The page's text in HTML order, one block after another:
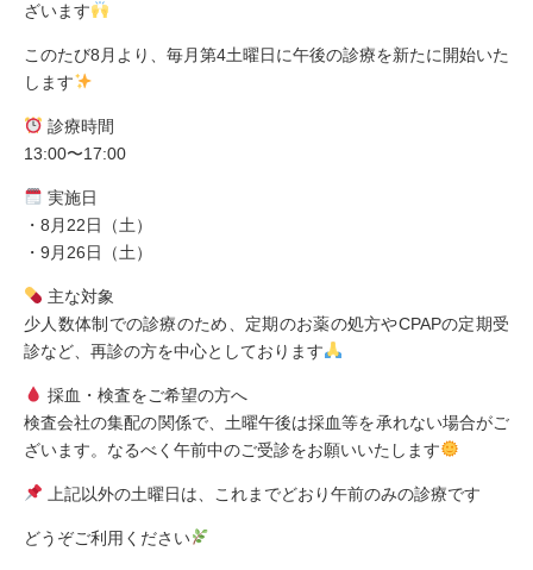
ざいます
このたび8月より、毎月第4土曜日に午後の診療を新たに開始いた
します
診療時間
13:00〜17:00
実施日
・8月22日（土）
・9月26日（土）
主な対象
少人数体制での診療のため、定期のお薬の処方やCPAPの定期受
診など、再診の方を中心としております
採血・検査をご希望の方へ
検査会社の集配の関係で、土曜午後は採血等を承れない場合がご
ざいます。なるべく午前中のご受診をお願いいたします
上記以外の土曜日は、これまでどおり午前のみの診療です
どうぞご利用ください